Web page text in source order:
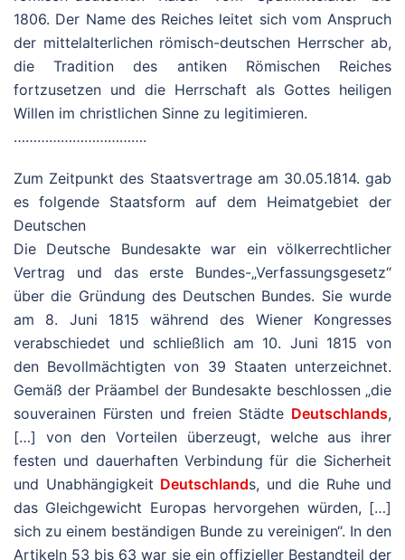
1806. Der Name des Reiches leitet sich vom Anspruch
der mittelalterlichen römisch-deutschen Herrscher ab,
die Tradition des antiken Römischen Reiches
fortzusetzen und die Herrschaft als Gottes heiligen
Willen im christlichen Sinne zu legitimieren.
…………………………….
Zum Zeitpunkt des Staatsvertrage am 30.05.1814. gab
es folgende Staatsform auf dem Heimatgebiet der
Deutschen
Die Deutsche Bundesakte war ein völkerrechtlicher
Vertrag und das erste Bundes-„Verfassungsgesetz“
über die Gründung des Deutschen Bundes. Sie wurde
am 8. Juni 1815 während des Wiener Kongresses
verabschiedet und schließlich am 10. Juni 1815 von
den Bevollmächtigten von 39 Staaten unterzeichnet.
Gemäß der Präambel der Bundesakte beschlossen „die
souverainen Fürsten und freien Städte Deutschlands,
[…] von den Vorteilen überzeugt, welche aus ihrer
festen und dauerhaften Verbindung für die Sicherheit
und Unabhängigkeit Deutschlands, und die Ruhe und
das Gleichgewicht Europas hervorgehen würden, […]
sich zu einem beständigen Bunde zu vereinigen“. In den
Artikeln 53 bis 63 war sie ein offizieller Bestandteil der